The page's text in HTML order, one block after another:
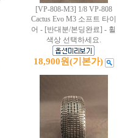
[VP-808-M3] 1/8 VP-808
Cactus Evo M3 소프트 타이
어 - [반대분/본딩완료] - 휠
색상 선택하세요.
18,900원(기본가)